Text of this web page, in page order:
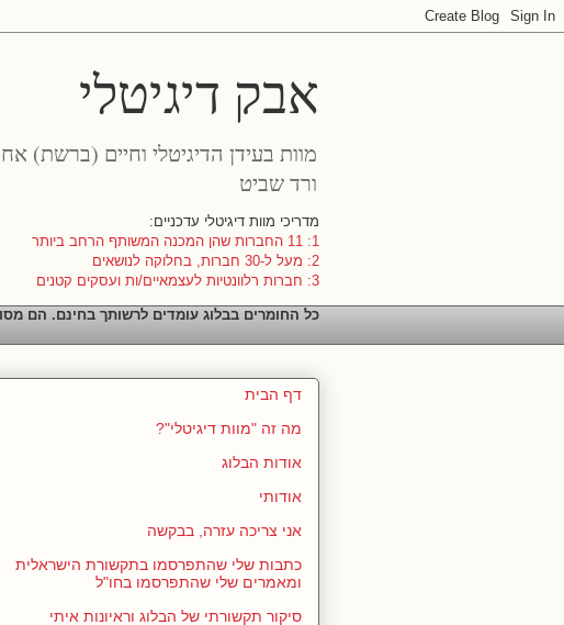
אבק דיגיטלי
מוות בעידן הדיגיטלי וחיים (ברשת)
ורד שביט
מדריכי מוות דיגיטלי עדכניים:
1: 11 החברות שהן המכנה המשותף הרחב ביותר
2: מעל ל-30 חברות, בחלוקה לנושאים
3: חברות רלוונטיות לעצמאיים/ות ועסקים קטנים
כל החומרים בבלוג עומדים לרשותך בחינם. הם
דף הבית
מה זה "מוות דיגיטלי"?
אודות הבלוג
אודותי
אני צריכה עזרה, בבקשה
כתבות שלי שהתפרסמו בתקשורת הישראלית
ומאמרים שלי שהתפרסמו בחו"ל
סיקור תקשורתי של הבלוג וראיונות איתי